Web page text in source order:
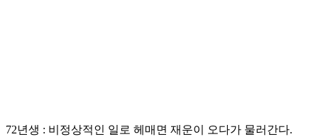
72년생 : 비정상적인 일로 헤매면 재운이 오다가 물러간다.